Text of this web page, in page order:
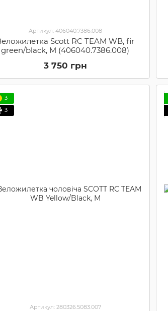
Артикул: 406040.7386.008
Scott RC TEAM WB, fir
green/black, M (406040.7386.008)
3 750 грн
3
3
Артикул: 280326.5083.007